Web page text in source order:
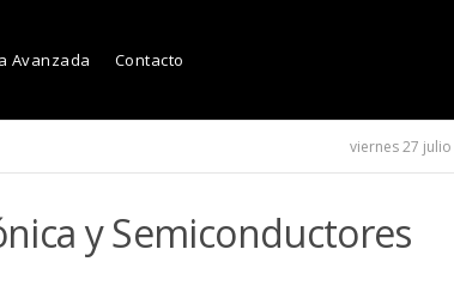
Avanzada Contacto
viernes 27 julio
y Semiconductores